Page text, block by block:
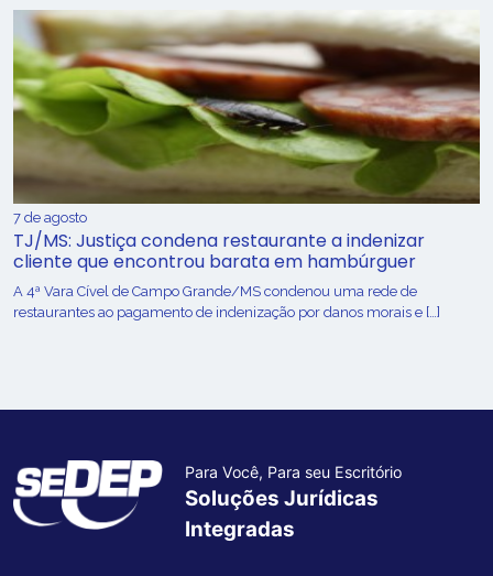
7 de agosto
TJ/MS: Justiça condena restaurante a indenizar
cliente que encontrou barata em hambúrguer
A 4ª Vara Cível de Campo Grande/MS condenou uma rede de
restaurantes ao pagamento de indenização por danos morais e […]
Para Você, Para seu Escritório
Soluções Jurídicas
Integradas